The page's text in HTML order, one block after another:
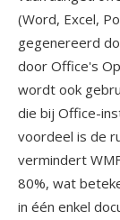
(Word, Excel,
gegenereerd
door Office's
wordt ook
die bij Office-
voordeel is de
vermindert
80%, wat
in één enkel